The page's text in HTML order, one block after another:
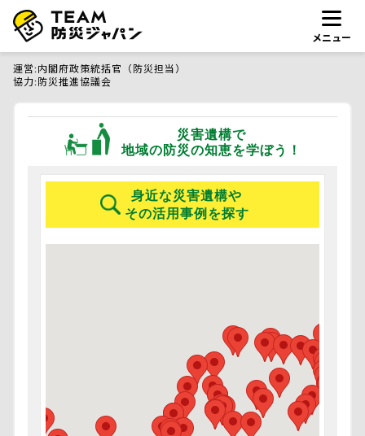
メニュー
運営 内閣府政策統括官（防災担当）
協力 防災推進協議会
災害遺構で
地域の防災の知恵を学ぼう！
身近な災害遺構や
その活用事例を探す